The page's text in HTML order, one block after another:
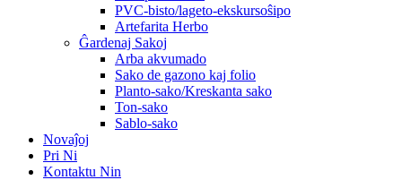
PVC-bisto/lageto-ekskursoŝipo
Artefarita Herbo
Ĝardenaj Sakoj
Arba akvumado
Sako de gazono kaj folio
Planto-sako/Kreskanta sako
Ton-sako
Sablo-sako
Novaĵoj
Pri Ni
Kontaktu Nin